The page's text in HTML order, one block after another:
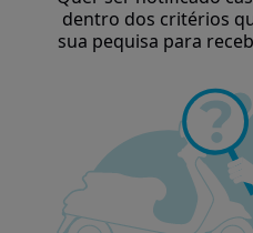
dentro dos critérios
sua pequisa para